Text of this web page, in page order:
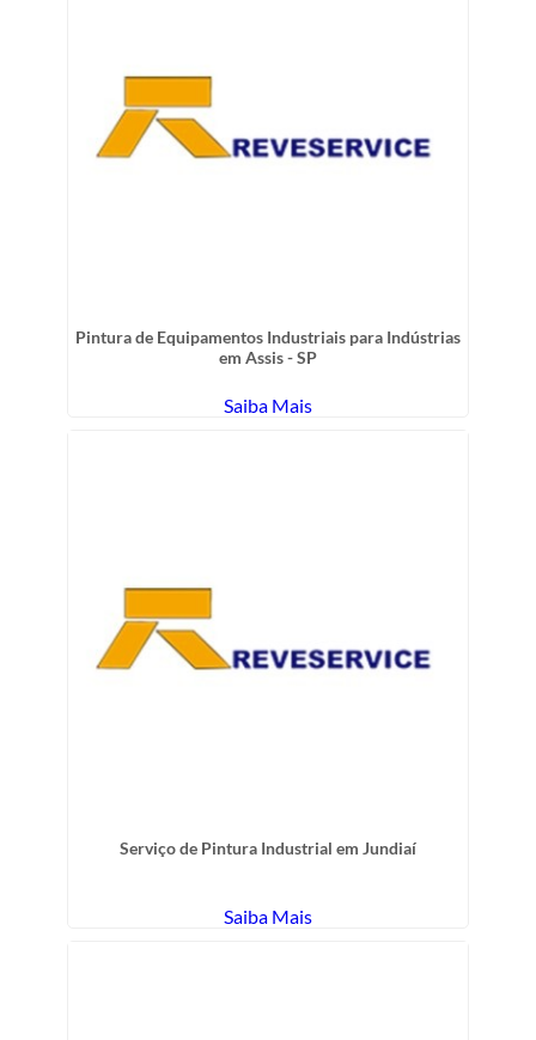
Pintura de Equipamentos Industriais para Indústrias
em Assis - SP
Saiba Mais
Serviço de Pintura Industrial em Jundiaí
Saiba Mais